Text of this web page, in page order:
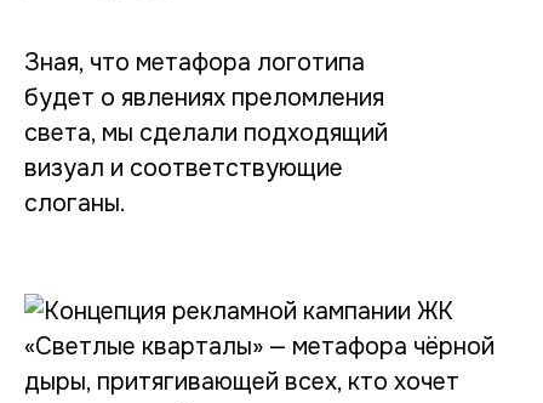
Зная, что метафора логотипа
будет о явлениях преломления
света, мы сделали подходящий
визуал и соответствующие
слоганы.